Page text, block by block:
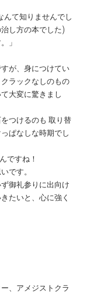
んて知りませんでし
し方の本でした)
」
が、身につけてい
ラックなしのもの
大変に驚きまし
つけるのも 取り替
ぱなしな時期でし
ですね！
です。
御礼参りに出向け
たいと、心に強く
、アメジストクラ